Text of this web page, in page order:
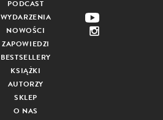
PODCAST
WYDARZENIA
NOWOŚCI
ZAPOWIEDZI
BESTSELLERY
KSIĄŻKI
AUTORZY
SKLEP
O NAS